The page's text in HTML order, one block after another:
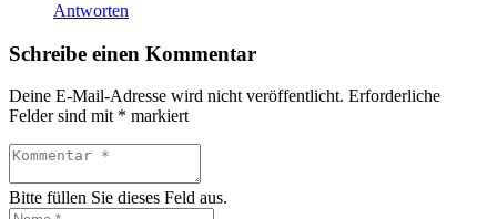
Antworten
Schreibe einen Kommentar
Deine E-Mail-Adresse wird nicht veröffentlicht. Erforderliche
Felder sind mit * markiert
Bitte füllen Sie dieses Feld aus.